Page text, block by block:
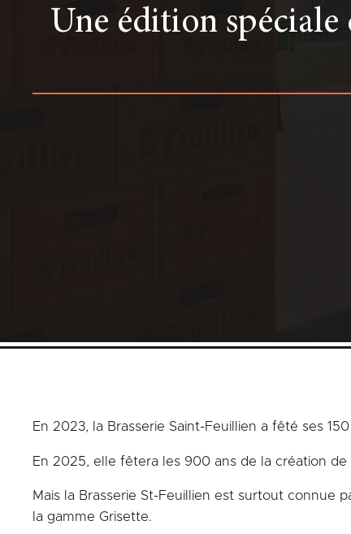
Une édition
En 2023, la Brasserie Saint-Feuillien a fêté ses 150
En 2025, elle fêtera les 900 ans de la création
Mais la Brasserie St-Feuillien est surtout connue
la gamme Grisette.